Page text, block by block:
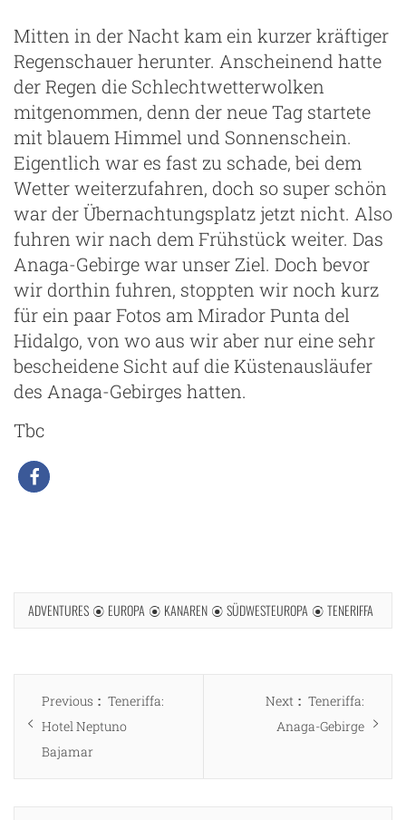
Mitten in der Nacht kam ein kurzer kräftiger
Regenschauer herunter. Anscheinend hatte
der Regen die Schlechtwetterwolken
mitgenommen, denn der neue Tag startete
mit blauem Himmel und Sonnenschein.
Eigentlich war es fast zu schade, bei dem
Wetter weiterzufahren, doch so super schön
war der Übernachtungsplatz jetzt nicht. Also
fuhren wir nach dem Frühstück weiter. Das
Anaga-Gebirge war unser Ziel. Doch bevor
wir dorthin fuhren, stoppten wir noch kurz
für ein paar Fotos am Mirador Punta del
Hidalgo, von wo aus wir aber nur eine sehr
bescheidene Sicht auf die Küstenausläufer
des Anaga-Gebirges hatten.
Tbc
ADVENTURES EUROPA KANAREN SÜDWESTEUROPA TENERIFFA
Beitragsnavigation
Previous
Previous
post:
Teneriffa:
Hotel Neptuno
Bajamar
Next
Next
post:
Teneriffa:
Anaga-Gebirge